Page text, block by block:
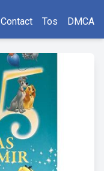
Contact Tos DMCA